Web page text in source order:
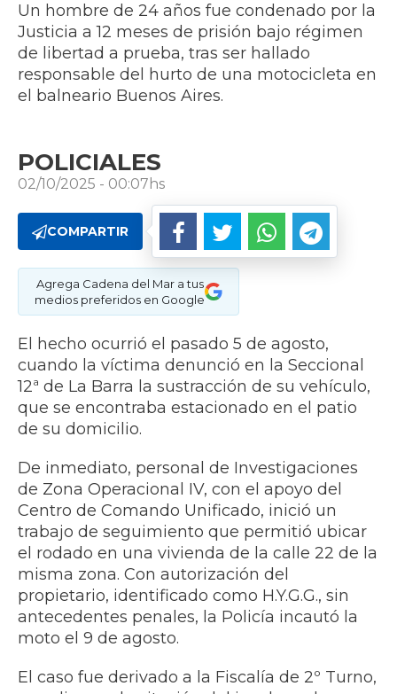
Un hombre de 24 años fue condenado por la
Justicia a 12 meses de prisión bajo régimen
de libertad a prueba, tras ser hallado
responsable del hurto de una motocicleta en
el balneario Buenos Aires.
POLICIALES
02/10/2025 - 00:07hs
COMPARTIR
Agrega Cadena del Mar a tus
medios preferidos en Google
El hecho ocurrió el pasado 5 de agosto,
cuando la víctima denunció en la Seccional
12ª de La Barra la sustracción de su vehículo,
que se encontraba estacionado en el patio
de su domicilio.
De inmediato, personal de Investigaciones
de Zona Operacional IV, con el apoyo del
Centro de Comando Unificado, inició un
trabajo de seguimiento que permitió ubicar
el rodado en una vivienda de la calle 22 de la
misma zona. Con autorización del
propietario, identificado como H.Y.G.G., sin
antecedentes penales, la Policía incautó la
moto el 9 de agosto.
El caso fue derivado a la Fiscalía de 2º Turno,